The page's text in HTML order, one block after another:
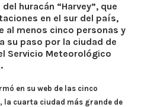
huracán “Harvey”, que
en el sur del país,
al menos cinco personas y
su paso por la ciudad de
Servicio Meteorológico
en su web de las cinco
la cuarta ciudad más grande de